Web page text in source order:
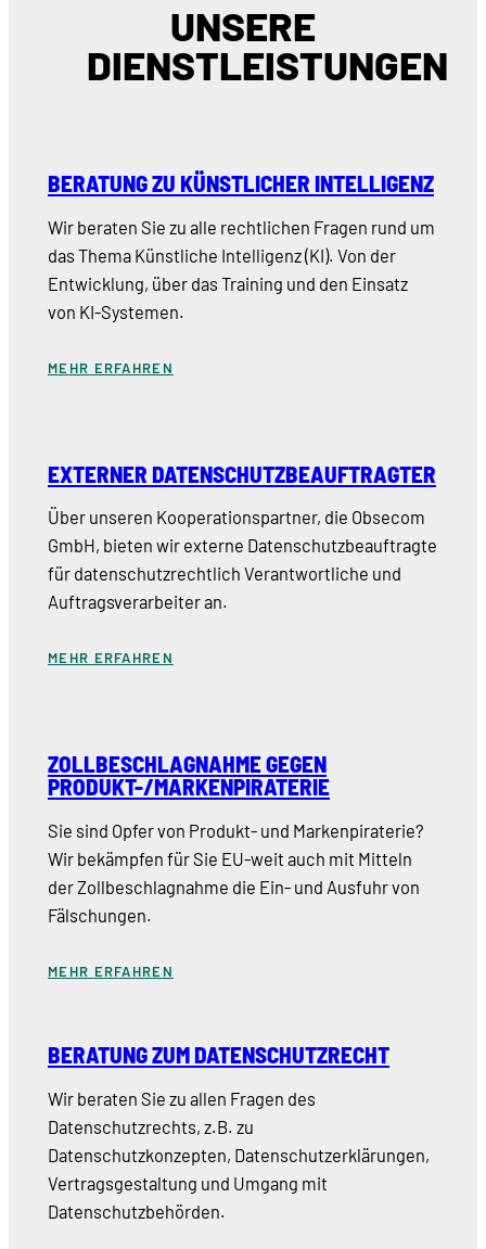
UNSERE
DIENSTLEISTUNGEN
BERATUNG ZU KÜNSTLICHER INTELLIGENZ
Wir beraten Sie zu alle rechtlichen Fragen rund um
das Thema Künstliche Intelligenz (KI). Von der
Entwicklung, über das Training und den Einsatz
von KI-Systemen.
MEHR ERFAHREN
EXTERNER DATENSCHUTZBEAUFTRAGTER
Über unseren Kooperationspartner, die Obsecom
GmbH, bieten wir externe Datenschutzbeauftragte
für datenschutzrechtlich Verantwortliche und
Auftragsverarbeiter an.
MEHR ERFAHREN
ZOLLBESCHLAGNAHME GEGEN
PRODUKT-/MARKENPIRATERIE
Sie sind Opfer von Produkt- und Markenpiraterie?
Wir bekämpfen für Sie EU-weit auch mit Mitteln
der Zollbeschlagnahme die Ein- und Ausfuhr von
Fälschungen.
MEHR ERFAHREN
BERATUNG ZUM DATENSCHUTZRECHT
Wir beraten Sie zu allen Fragen des
Datenschutzrechts, z.B. zu
Datenschutzkonzepten, Datenschutzerklärungen,
Vertragsgestaltung und Umgang mit
Datenschutzbehörden.